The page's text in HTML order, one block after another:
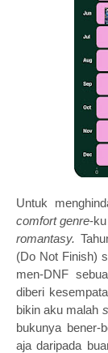
Untuk
comfort genre-
romantasy.
(Do Not Finish)
men-DNF
diberi
bikin aku malah
bukunya bener-
aja daripada